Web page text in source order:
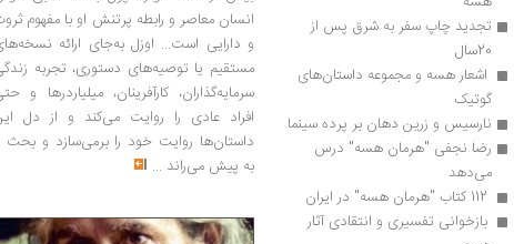
20سال
گوتیک
نارسیس و زرین دهان بر پرده سینما
می‌دهد
انسان معاصر و رابطه پرتنش او با مفهوم
و دارایی است... اوزل به‌جای ارائه
مستقیم یا توصیه‌های دستوری، تجربه
سرمایه‌گذاران، کارآفرینان، میلیاردرها و
افراد عادی را روایت می‌کند و از دل
داستان‌ها روایت خود را برمی‌سازد و بحث
به پیش می‌راند ...